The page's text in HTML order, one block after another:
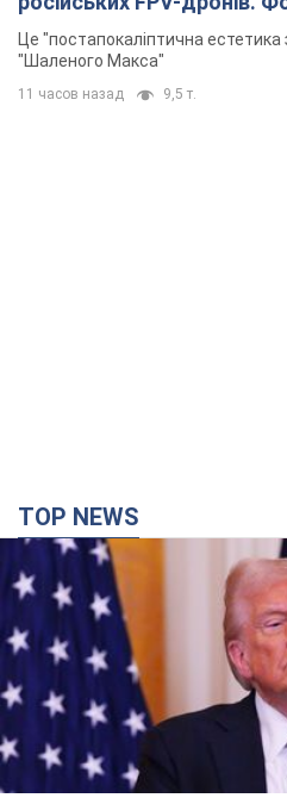
Кінець епохи "фактора
забезпечить Україні
балістики. Інтерв’ю з
Володимир Зеленський
та окреслив нове бачення війни
партнерів у боротьбі з Росією
4 часа назад